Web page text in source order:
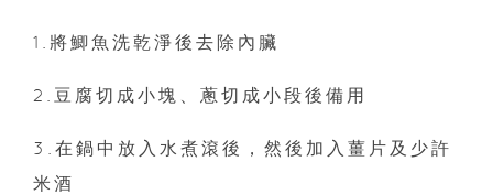
1.將鯽魚洗乾淨後去除內臟
2.豆腐切成小塊、蔥切成小段後備用
3.在鍋中放入水煮滾後，然後加入薑片及少許
米酒